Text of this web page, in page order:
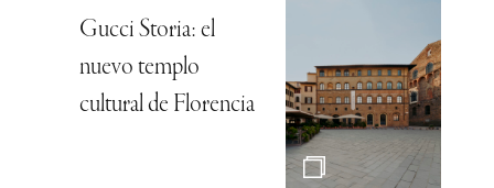
Gucci Storia: el
nuevo templo
cultural de Florencia